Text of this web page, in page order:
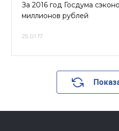
За 2016 год Госдума
миллионов рублей
25.01.17